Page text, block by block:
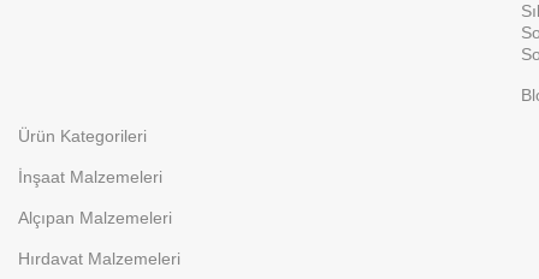
Ürün Kategorileri
İnşaat Malzemeleri
Alçıpan Malzemeleri
Hırdavat Malzemeleri